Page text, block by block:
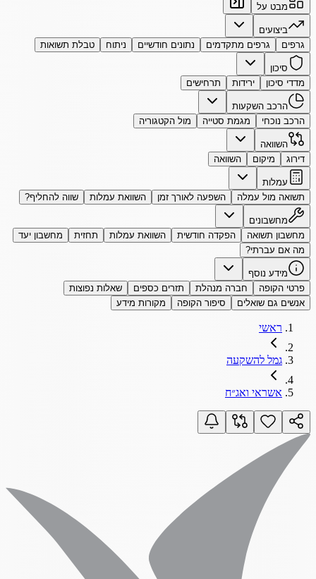
מבט על
ביצועים
גרפים
גרפים מתקדמים נתונים חודשיים ניתוח טבלת תשואות
סיכון
מדדי סיכון
ירידות תרחישים
הרכב השקעות
הרכב נוכחי
מגמת סטייה מול הקטגוריה
השוואה
דירוג
מיקום השוואה
עמלות
תשואה מול עמלה
השפעה לאורך זמן השוואת עמלות שווה להחליף?
מחשבונים
מחשבון תשואה
הפקדה חודשית השוואת עמלות תחזית
מחשבון יעד
מה אם עברתי?
מידע נוסף
פרטי הקופה
חברה מנהלת תזרים כספים
שאלות נפוצות
אנשים גם שואלים
סיפור הקופה מקורות מידע
ראשי
גמל להשקעה
אשראי ואג״ח